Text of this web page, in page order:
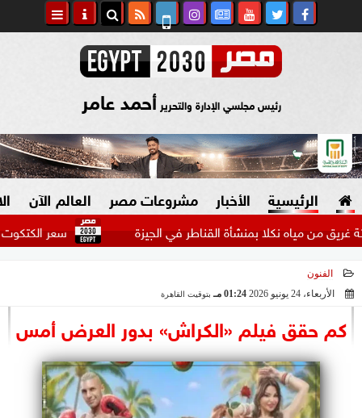
رئيس مجلسي الإدارة والتحرير أحمد عامر
الرئيسية الأخبار
السياسة
الرئاسة
البرلمان
الوزارات
مشروعات مصر
صنع في مصر
العالم الآن
سعر الكتكوت الأبيض نكلا بمنشأة القناطر في الجيزة
الفنون
الأربعاء، 24 يونيو 2026
01:24 مـ بتوقيت القاهرة
كم حقق فيلم «الكراش» بدور العرض أمس